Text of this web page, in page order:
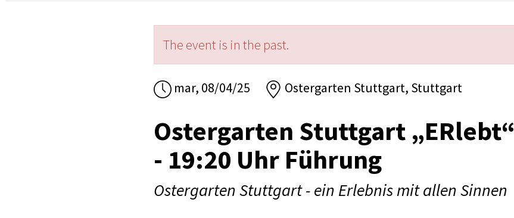
The event is in the past.
mar, 08/04/25 Ostergarten Stuttgart, Stuttgart
Ostergarten Stuttgart „ERlebt“
- 19:20 Uhr Führung
Ostergarten Stuttgart - ein Erlebnis mit allen Sinnen